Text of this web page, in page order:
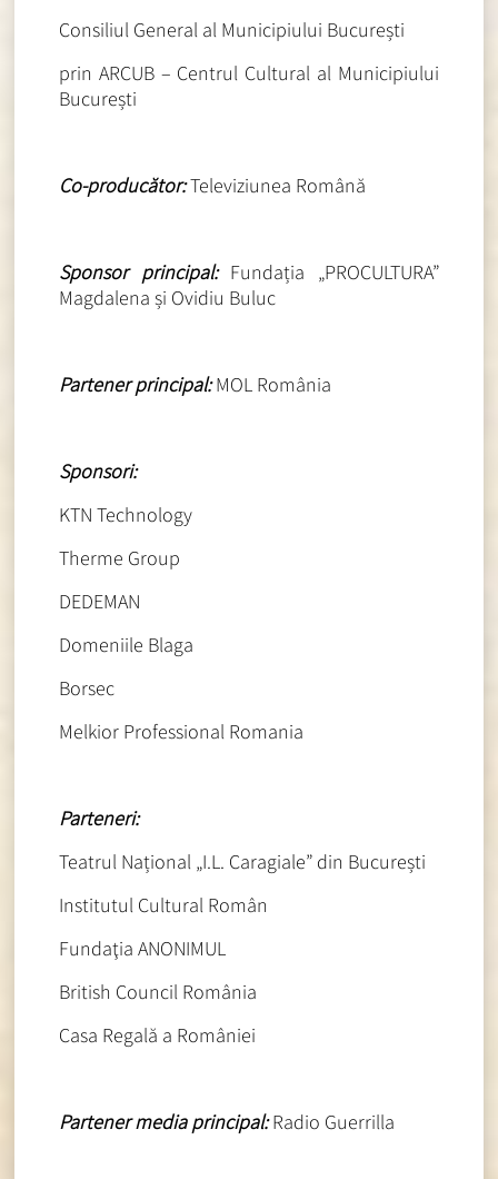
Consiliul General al Municipiului București
prin ARCUB – Centrul Cultural al Municipiului
București
Co-producător:Televiziunea Română
Sponsor principal: Fundația „PROCULTURA”
Magdalena și Ovidiu Buluc
Partener principal:MOL România
Sponsori:
KTN Technology
Therme Group
DEDEMAN
Domeniile Blaga
Borsec
Melkior Professional Romania
Parteneri:
Teatrul Național „I.L. Caragiale” din București
Institutul Cultural Român
Fundaţia ANONIMUL
British Council România
Casa Regală a României
Partener media principal:Radio Guerrilla